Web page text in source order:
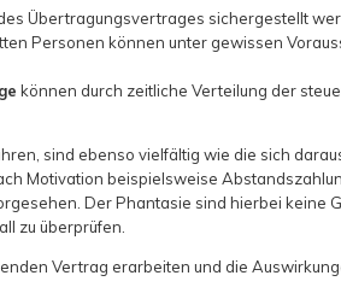
Übertragungsvertrages sichergestellt
Personen können unter gewissen
können durch zeitliche Verteilung der
sind ebenso vielfältig wie die sich
Motivation beispielsweise
Der Phantasie sind hierbei keine
zu überprüfen.
Vertrag erarbeiten und die